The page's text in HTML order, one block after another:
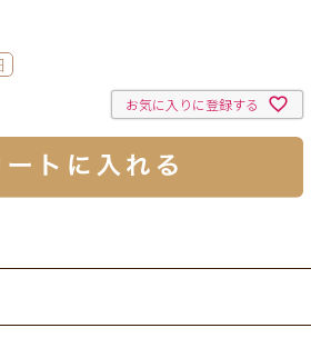
お気に入りに登録する